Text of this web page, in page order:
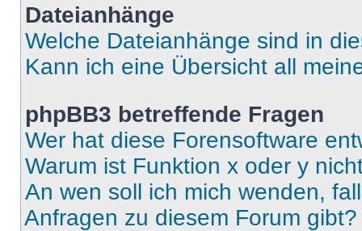
Dateianhänge
Welche Dateianhänge sind in
Kann ich eine Übersicht all
phpBB3 betreffende Fragen
Wer hat diese Forensoftware
Warum ist Funktion x oder y
An wen soll ich mich wenden,
Anfragen zu diesem Forum gibt?